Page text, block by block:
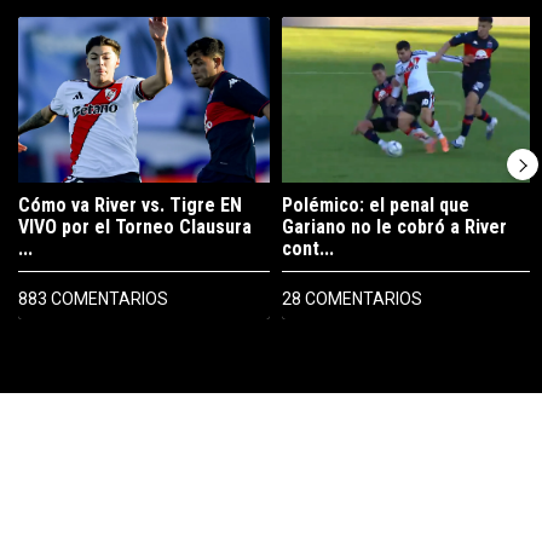
Un artículo de tendencia con el título "Cómo va River vs. Tigre EN
Cómo va River vs. Tigre EN
VIVO por el Torneo Clausura
...
883 COMENTARIOS
Un artículo de tendencia con el
Polémico: el penal que
Gariano no le cobró a River
cont...
28 COMENTARIOS